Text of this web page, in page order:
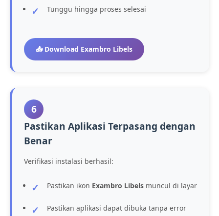
Tunggu hingga proses selesai
📥 Download Exambro Libels
6
Pastikan Aplikasi Terpasang dengan
Benar
Verifikasi instalasi berhasil:
Pastikan ikon Exambro Libels muncul di layar
Pastikan aplikasi dapat dibuka tanpa error